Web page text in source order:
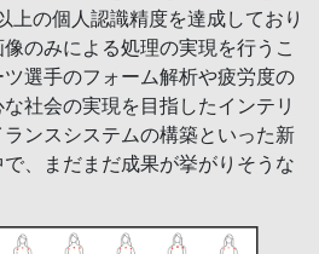
上の個人認識精度を達成しており
のみによる処理の実現を行うこ
選手のフォーム解析や疲労度の
社会の実現を目指したインテリ
ンスシステムの構築といった新
、まだまだ成果が挙がりそうな